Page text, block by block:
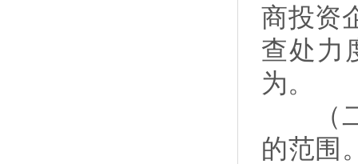
商投资
查处力
为。
（二
的范围